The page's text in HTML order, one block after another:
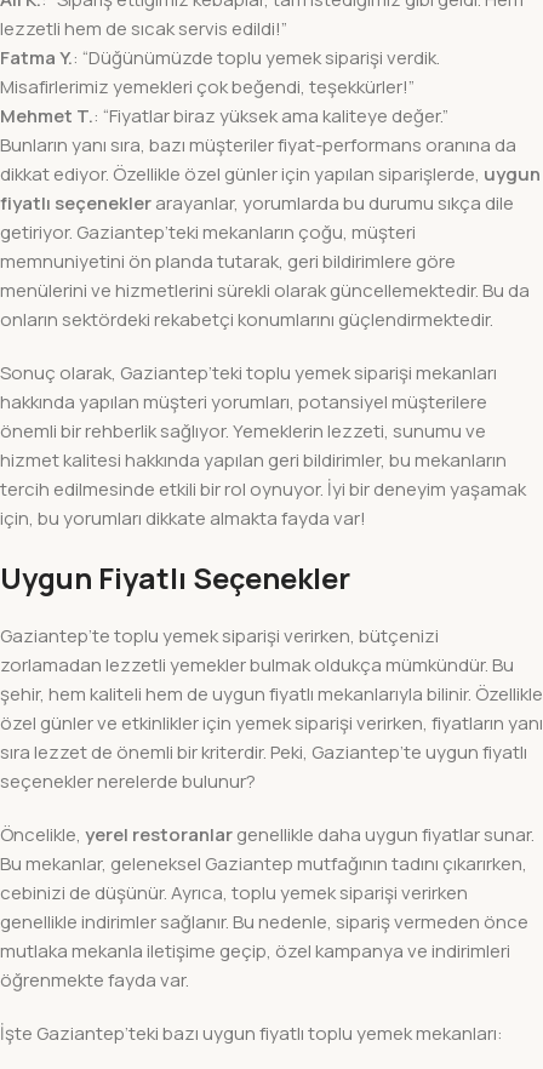
lezzetli hem de sıcak servis edildi!”
Fatma Y.: “Düğünümüzde toplu yemek siparişi verdik.
Misafirlerimiz yemekleri çok beğendi, teşekkürler!”
Mehmet T.: “Fiyatlar biraz yüksek ama kaliteye değer.”
Bunların yanı sıra, bazı müşteriler fiyat-performans oranına da
dikkat ediyor. Özellikle özel günler için yapılan siparişlerde, uygun
fiyatlı seçeneklerarayanlar, yorumlarda bu durumu sıkça dile
getiriyor. Gaziantep’teki mekanların çoğu, müşteri
memnuniyetini ön planda tutarak, geri bildirimlere göre
menülerini ve hizmetlerini sürekli olarak güncellemektedir. Bu da
onların sektördeki rekabetçi konumlarını güçlendirmektedir.
Sonuç olarak, Gaziantep’teki toplu yemek siparişi mekanları
hakkında yapılan müşteri yorumları, potansiyel müşterilere
önemli bir rehberlik sağlıyor. Yemeklerin lezzeti, sunumu ve
hizmet kalitesi hakkında yapılan geri bildirimler, bu mekanların
tercih edilmesinde etkili bir rol oynuyor. İyi bir deneyim yaşamak
için, bu yorumları dikkate almakta fayda var!
Uygun Fiyatlı Seçenekler
Gaziantep’te toplu yemek siparişi verirken, bütçenizi
zorlamadan lezzetli yemekler bulmak oldukça mümkündür. Bu
şehir, hem kaliteli hem de uygun fiyatlı mekanlarıyla bilinir. Özellikle
özel günler ve etkinlikler için yemek siparişi verirken, fiyatların yanı
sıra lezzet de önemli bir kriterdir. Peki, Gaziantep’te uygun fiyatlı
seçenekler nerelerde bulunur?
Öncelikle, yerel restoranlargenellikle daha uygun fiyatlar sunar.
Bu mekanlar, geleneksel Gaziantep mutfağının tadını çıkarırken,
cebinizi de düşünür. Ayrıca, toplu yemek siparişi verirken
genellikle indirimler sağlanır. Bu nedenle, sipariş vermeden önce
mutlaka mekanla iletişime geçip, özel kampanya ve indirimleri
öğrenmekte fayda var.
İşte Gaziantep’teki bazı uygun fiyatlı toplu yemek mekanları: